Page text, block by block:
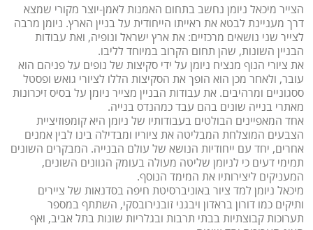
הצייר מיכאל ניומן נחשב בתחום האמנות לאמן-יוצר מקורי שמצא
דרך מעניינת לבטא את ראייתו הייחודית על בניין הארץ. ניומן מרבה
לצייר שני נושאים מרכזיים: את ארץ ישראל ונופיה, ואת עבודות
הבניין השונות, שהן תחום הקרוב במיוחד לליבו.
את ציורי הנוף מנציח ניומן על ידי סקיצות של נופים על פניהם הוא
עובר, ולאחר מכן הוא הופך את הסקיצות הללו לציורי גואש ופסטל
ססגוניים ומרהיבים. את עבודות הבניין מצייר ניומן על בסיס זיכרונות
מאתרי בנייה שונים בהם עבד כמהנדס בנייה.
אחד המאפיינים הבולטים בעבודותיו של ניומן היא קומפוזיציית
הצבעים המוצלחת המבליטה את ציוריו ומבדילה בינו לבין אמנים
אחרים, יחד עם ייחודיות הנושא של עולם הבנייה. המבקרים השונים
תמימי דעים כי לניומן שליטה מעולה בעומק הגוונים השונים,
המעניקים ליצירותיו את המימד הנוסף.
מיכאל ניומן למד ציור באוניברסיטת חיפה בסדנאות של ציירים
ותיקים כמו דורון בראדון ויבגני זובנירובסקי, השתתף במספר
תערוכות קבוצתיות בבתי תרבות ובגלריות שונות בתל אביב, ואף